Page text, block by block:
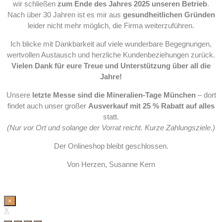
wir schließen zum Ende des Jahres 2025 unseren Betrieb.
Nach über 30 Jahren ist es mir aus gesundheitlichen Gründen
leider nicht mehr möglich, die Firma weiterzuführen.
Ich blicke mit Dankbarkeit auf viele wunderbare Begegnungen,
wertvollen Austausch und herzliche Kundenbeziehungen zurück.
Vielen Dank für eure Treue und Unterstützung über all die
Jahre!
Unsere letzte Messe sind die Mineralien-Tage München– dort
findet auch unser großer Ausverkauf mit 25 % Rabatt auf alles
statt.
(Nur vor Ort und solange der Vorrat reicht. Kurze Zahlungsziele.)
Der Onlineshop bleibt geschlossen.
Von Herzen, Susanne Kern
×
X